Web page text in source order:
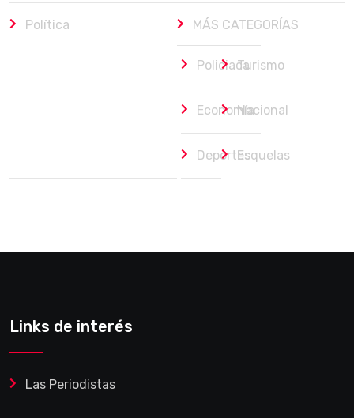
Política MÁS CATEGORÍAS
PoliciacaTurismo
EconomíaNacional
DeportesEsquelas
Links de interés
Las Periodistas